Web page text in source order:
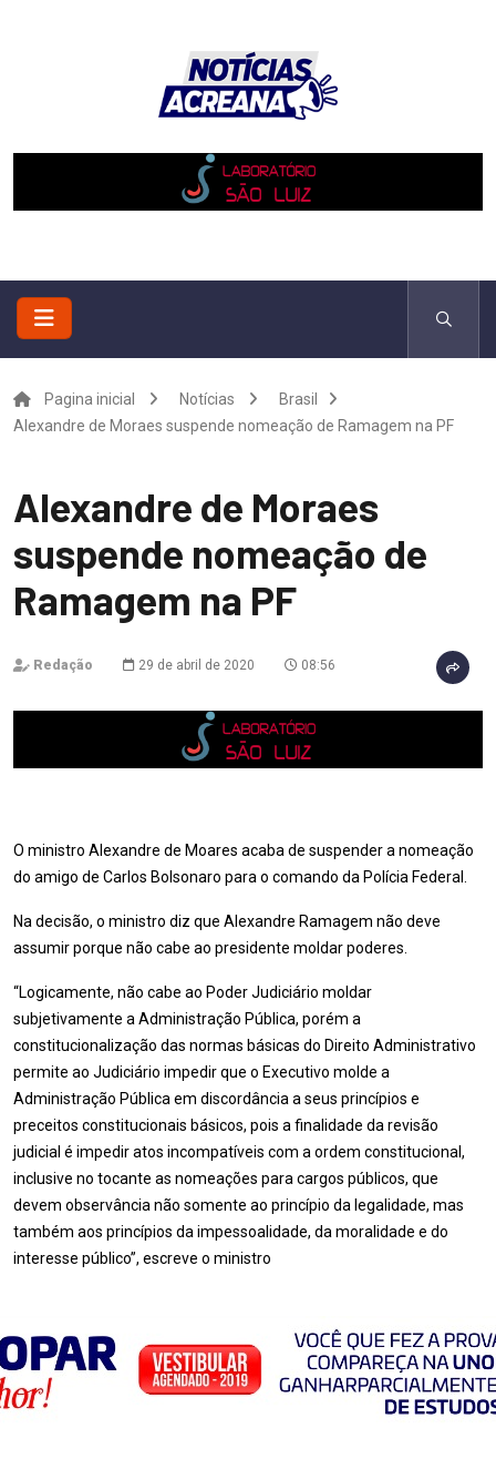
Pagina inicial Notícias
Brasil
Alexandre de Moraes suspende nomeação de Ramagem na PF
Alexandre de Moraes
suspende nomeação de
Ramagem na PF
Redação 29 de abril de 2020 08:56
O ministro Alexandre de Moares acaba de suspender a nomeação
do amigo de Carlos Bolsonaro para o comando da Polícia Federal.
Na decisão, o ministro diz que Alexandre Ramagem não deve
assumir porque não cabe ao presidente moldar poderes.
“Logicamente, não cabe ao Poder Judiciário moldar
subjetivamente a Administração Pública, porém a
constitucionalização das normas básicas do Direito Administrativo
permite ao Judiciário impedir que o Executivo molde a
Administração Pública em discordância a seus princípios e
preceitos constitucionais básicos, pois a finalidade da revisão
judicial é impedir atos incompatíveis com a ordem constitucional,
inclusive no tocante as nomeações para cargos públicos, que
devem observância não somente ao princípio da legalidade, mas
também aos princípios da impessoalidade, da moralidade e do
interesse público”, escreve o ministro